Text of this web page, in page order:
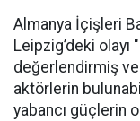
Almanya İçişleri
Leipzig’deki
değerlendirmiş ve
aktörlerin
yabancı güçlerin